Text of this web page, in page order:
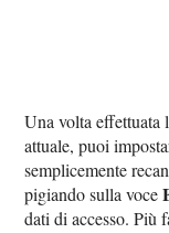
Una volta effettuata
attuale, puoi
semplicemente
pigiando sulla voce
dati di accesso. Più